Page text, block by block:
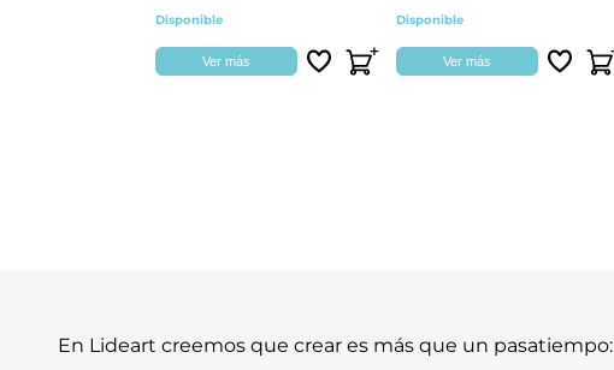
Disponible
Ver más
Disponible
Ver más
En Lideart creemos que crear es más que un pasatiempo: